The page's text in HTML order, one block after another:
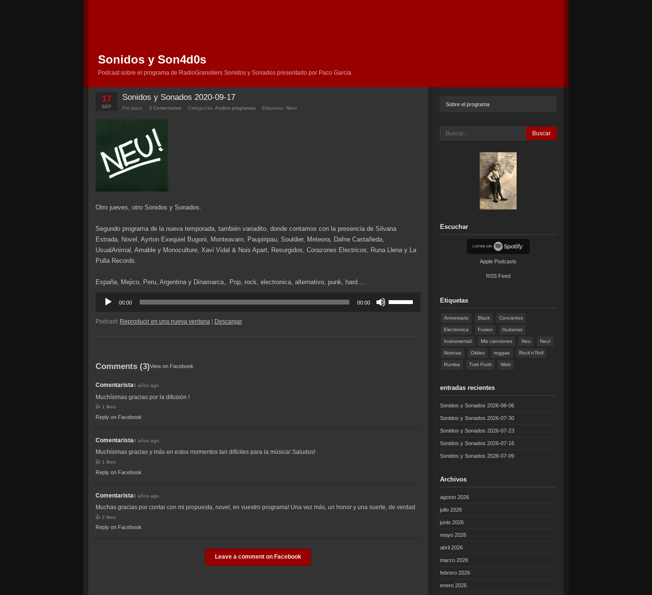
Sonidos y Son4d0s
Podcast sobre el programa de RadioGranollers Sonidos y Sonados presentado por Paco Garcia.
17
SEP
Sonidos y Sonados 2020-09-17
Por paco 3 Comentarios Categorías: Audios programas Etiquetas: Neu!
Otro jueves, otro Sonidos y Sonados.
Segundo programa de la nueva temporada, también variadito, donde contamos con la presencia de Silvana
Estrada, Novel, Ayrton Exequiel Bugoni, Monteavaro, Paupiripau, Souldier, Meteora, Dafne Castañeda,
UsualAnimal, Amable y Monoculture, Xavi Vidal & Nois Apart, Resurgidos, Corazones Electricos, Runa Llena y La
Polla Records.
España, Mejico, Peru, Argentina y Dinamarca,. Pop, rock, electronica, alternativo, punk, hard….
Reproductor
audio
00:00 00:00
Podcast: Reproducir en una nueva ventana | Descargar
Comments (3)View on Facebook
Comentarista6 años ago
Muchísimas gracias por la difusión !
1 likes
Reply on Facebook
Comentarista6 años ago
Muchísimas gracias y más en estos momentos tan difíciles para la música! Saludos!
1 likes
Reply on Facebook
Comentarista6 años ago
Muchas gracias por contar con mi propuesta, novel, en vuestro programa! Una vez más, un honor y una suerte, de verdad.
2 likes
Reply on Facebook
Leave a comment on Facebook
Sobre el programa
Buscar
Escuchar
Apple Podcasts
RSS Feed
Etiquetas
Aniversario Black Conciertos
Electronica Fusion Guitarras
Instrumental Mis canciones Neu Neu!
Noticias Oldies reggae Rock'n'Roll
Rumba Tutti Frutti Web
entradas recientes
Sonidos y Sonados 2026-08-06
Sonidos y Sonados 2026-07-30
Sonidos y Sonados 2026-07-23
Sonidos y Sonados 2026-07-16
Sonidos y Sonados 2026-07-09
Archivos
agosto 2026
julio 2026
junio 2026
mayo 2026
abril 2026
marzo 2026
febrero 2026
enero 2026